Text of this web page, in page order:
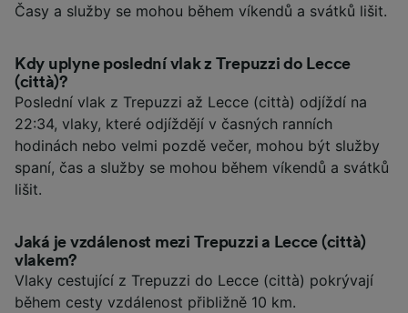
Časy a služby se mohou během víkendů a svátků lišit.
Kdy uplyne poslední vlak z Trepuzzi do Lecce
(città)?
Poslední vlak z Trepuzzi až Lecce (città) odjíždí na
22:34, vlaky, které odjíždějí v časných ranních
hodinách nebo velmi pozdě večer, mohou být služby
spaní, čas a služby se mohou během víkendů a svátků
lišit.
Jaká je vzdálenost mezi Trepuzzi a Lecce (città)
vlakem?
Vlaky cestující z Trepuzzi do Lecce (città) pokrývají
během cesty vzdálenost přibližně 10 km.